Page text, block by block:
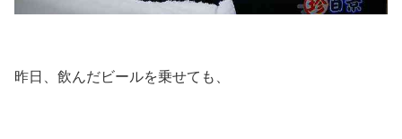
昨日、飲んだビールを乗せても、